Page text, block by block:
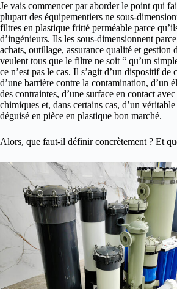
Je vais commencer par aborder le point qui
plupart des équipementiers ne sous-
filtres en plastique fritté perméable parce
d’ingénieurs. Ils les sous-dimensionnent
achats, outillage, assurance qualité et gestion
veulent tous que le filtre ne soit “ qu’un
ce n’est pas le cas. Il s’agit d’un dispositif de
d’une barrière contre la contamination, d’un
des contraintes, d’une surface en contact
chimiques et, dans certains cas, d’un véritable
déguisé en pièce en plastique bon marché.
Alors, que faut-il définir concrètement ? Et